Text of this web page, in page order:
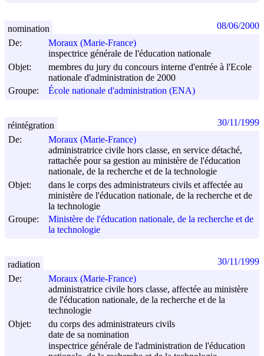
De:
Moraux (Marie-France)
inspectrice générale de l'éducation nationale
Objet:
membres du jury du concours interne d'entrée à l'Ecole
nationale d'administration de 2000
Groupe:
École nationale d'administration (ENA)
nomination 08/06/2000
De:
Moraux (Marie-France)
administratrice civile hors classe, en service détaché,
rattachée pour sa gestion au ministère de l'éducation
nationale, de la recherche et de la technologie
Objet:
dans le corps des administrateurs civils et affectée au
ministère de l'éducation nationale, de la recherche et de
la technologie
Groupe:
Ministère de l'éducation nationale, de la recherche et de
la technologie
réintégration 30/11/1999
De:
Moraux (Marie-France)
administratrice civile hors classe, affectée au ministère
de l'éducation nationale, de la recherche et de la
technologie
Objet:
du corps des administrateurs civils
date de sa nomination
inspectrice générale de l'administration de l'éducation
radiation 30/11/1999